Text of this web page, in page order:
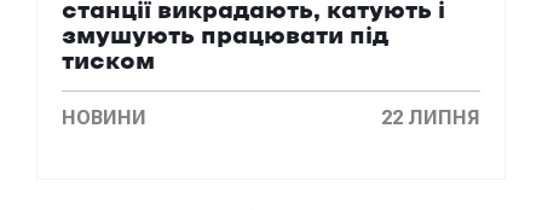
станції викрадають, катують і
змушують працювати під
тиском
НОВИНИ 22 ЛИПНЯ